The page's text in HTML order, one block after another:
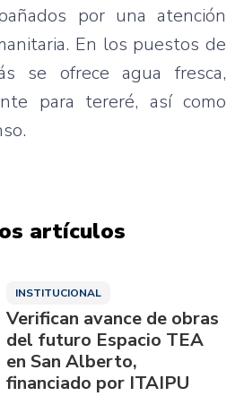
por una atención
En los puestos de
se ofrece agua fresca,
para tereré, así como
artículos
INSTITUCIONAL
Verifican avance de obras
del futuro Espacio TEA
en San Alberto,
financiado por ITAIPU